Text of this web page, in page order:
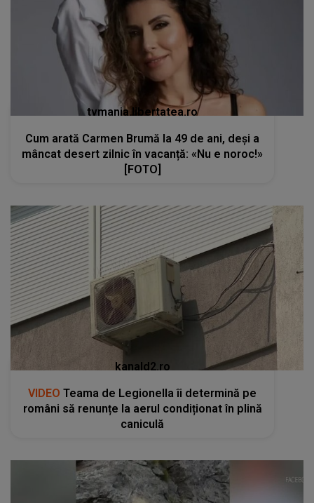
tvmania.libertatea.ro
Cum arată Carmen Brumă la 49 de ani, deși a
mâncat desert zilnic în vacanță: «Nu e noroc!»
[FOTO]
kanald2.ro
VIDEO Teama de Legionella îi determină pe
români să renunțe la aerul condiționat în plină
caniculă